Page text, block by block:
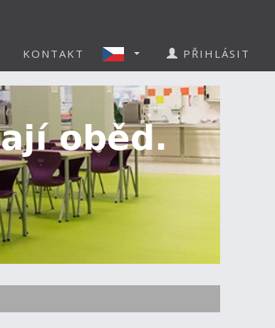
KONTAKT PŘIHLÁSIT